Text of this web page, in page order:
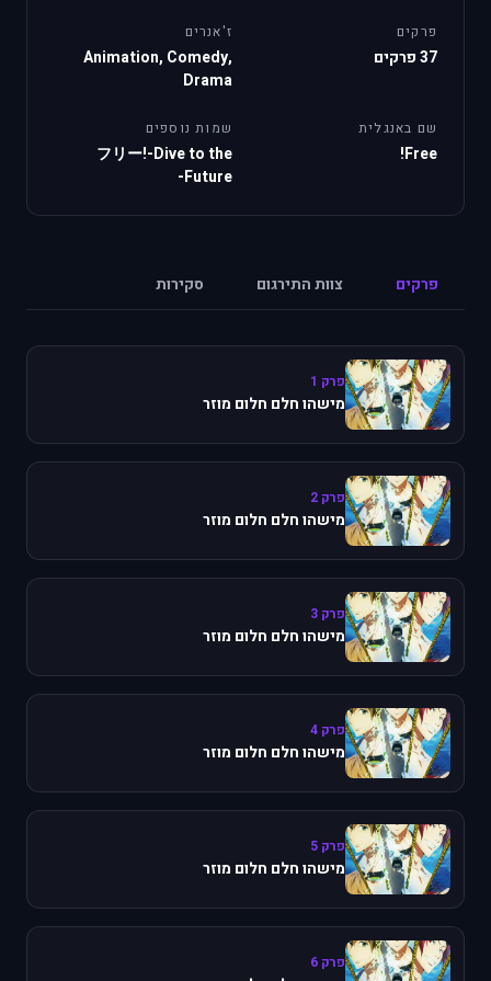
פרקים
37 פרקים
ז'אנרים
Animation, Comedy,
Drama
שם באנגלית
Free!
שמות נוספים
フリー!-Dive to the
Future-
פרקים צוות התירגום סקירות
פרק 1
מישהו חלם חלום מוזר
פרק 2
מישהו חלם חלום מוזר
פרק 3
מישהו חלם חלום מוזר
פרק 4
מישהו חלם חלום מוזר
פרק 5
מישהו חלם חלום מוזר
פרק 6